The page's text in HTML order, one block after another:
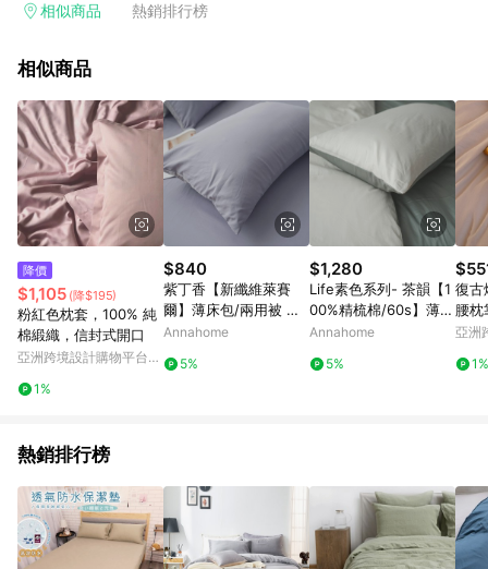
相似商品 熱銷排行榜
相似商品
降價
$1,105 (降$195)
粉紅色枕套，100% 純
棉緞織，信封式開口
亞洲跨境設計購物平台
1%
$840
紫丁香【新纖維萊賽
爾】薄床包/兩用被 台
灣製 Loycell
Annahome
5%
$1,280
Life素色系列- 茶韻【1
00%精梳棉/60s】薄床
包 台灣製
Annahome
5%
復古
腰枕
亞洲
1%
熱銷排行榜